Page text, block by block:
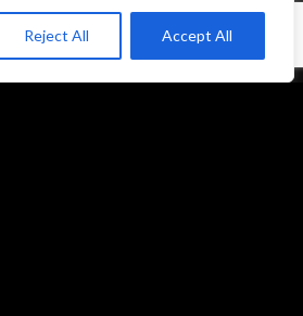
Reject All Accept All